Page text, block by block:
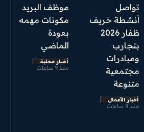
تواصل
أنشطة خريف
ظفار 2026
بتجارب
ومبادرات
مجتمعية
متنوعة
أخبار الأعمال
منذ 9 ساعات
موظف البريد
مكونات مهمه
بعودة
الماضي
أخبار محلية
منذ 9 ساعات